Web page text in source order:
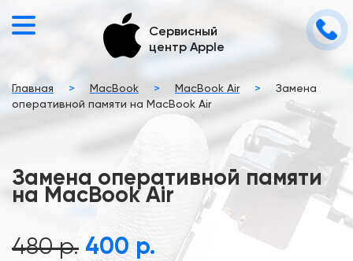
Сервисный
центр Apple
Главная > MacBook > MacBook Air >
Замена
оперативной памяти на MacBook Air
Замена оперативной памяти
на MacBook Air
480 р. 400 р.